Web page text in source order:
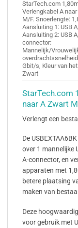
StarTech.com
Verlengkabel A
M/F. Snoerlengte:
Aansluiting 1: USB A,
Aansluiting 2: USB
connector:
Mannelijk/
Gbit/s, Kleur van
Zwart
StarTech.com
naar A Zwart
Verlengt een
De
over 1 mannelijke
A-connector, en
apparaten met
betere plaatsing
maken van
Deze
voor gebruik met